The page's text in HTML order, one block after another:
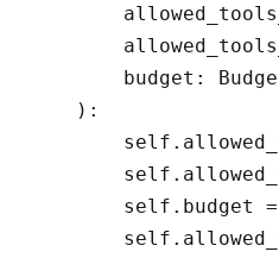
budget:
    ):
self.budget